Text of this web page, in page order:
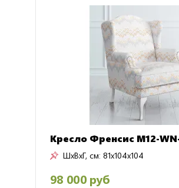
Кресло Френсис M12-
ШxВxГ, см: 81x104x104
98 000 руб